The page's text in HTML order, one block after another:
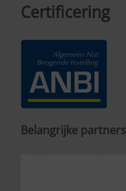
Certificering
Belangrijke partners